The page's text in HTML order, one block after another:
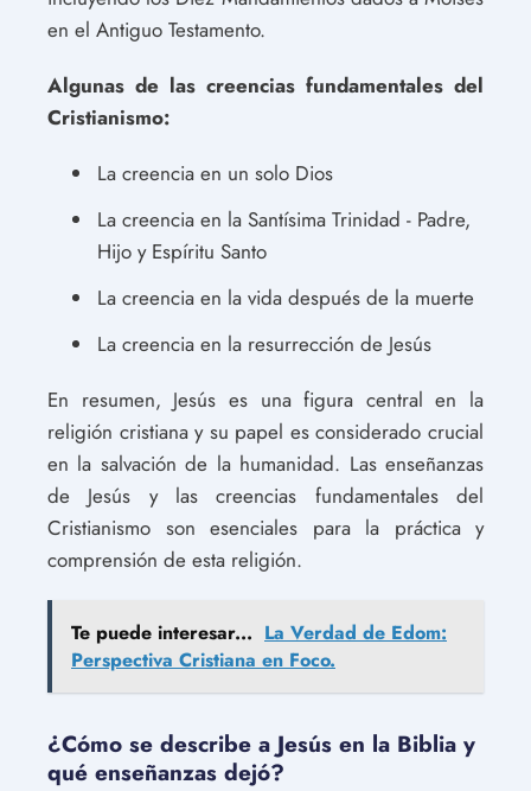
en el Antiguo Testamento.
Algunas de las creencias fundamentales del
Cristianismo:
La creencia en un solo Dios
La creencia en la Santísima Trinidad - Padre,
Hijo y Espíritu Santo
La creencia en la vida después de la muerte
La creencia en la resurrección de Jesús
En resumen, Jesús es una figura central en la
religión cristiana y su papel es considerado crucial
en la salvación de la humanidad. Las enseñanzas
de Jesús y las creencias fundamentales del
Cristianismo son esenciales para la práctica y
comprensión de esta religión.
Te puede interesar... La Verdad de Edom:
Perspectiva Cristiana en Foco.
¿Cómo se describe a Jesús en la Biblia y
qué enseñanzas dejó?